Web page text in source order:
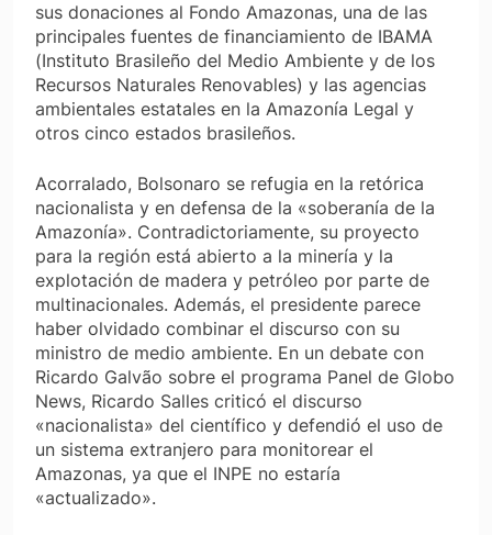
sus donaciones al Fondo Amazonas, una de las
principales fuentes de financiamiento de IBAMA
(Instituto Brasileño del Medio Ambiente y de los
Recursos Naturales Renovables) y las agencias
ambientales estatales en la Amazonía Legal y
otros cinco estados brasileños.
Acorralado, Bolsonaro se refugia en la retórica
nacionalista y en defensa de la «soberanía de la
Amazonía». Contradictoriamente, su proyecto
para la región está abierto a la minería y la
explotación de madera y petróleo por parte de
multinacionales. Además, el presidente parece
haber olvidado combinar el discurso con su
ministro de medio ambiente. En un debate con
Ricardo Galvão sobre el programa Panel de Globo
News, Ricardo Salles criticó el discurso
«nacionalista» del científico y defendió el uso de
un sistema extranjero para monitorear el
Amazonas, ya que el INPE no estaría
«actualizado».